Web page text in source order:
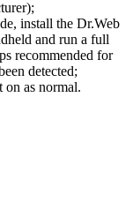
install the Dr.Web
and run a full
recommended for
detected;
as normal.